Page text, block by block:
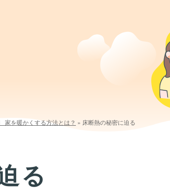
家を暖かくする方法とは？ » 床断熱の秘密に迫る
る